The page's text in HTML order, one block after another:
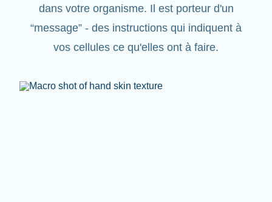
dans votre organisme. Il est porteur d'un
“message” - des instructions qui indiquent à
vos cellules ce qu'elles ont à faire.